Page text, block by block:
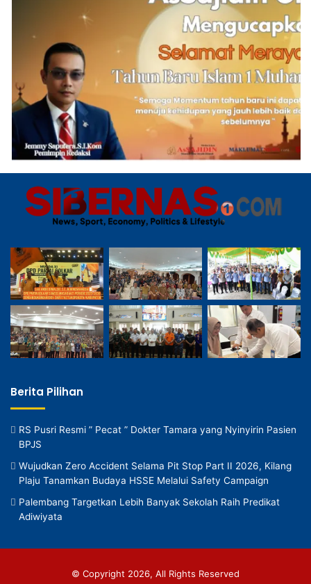
Berita Pilihan
RS Pusri Resmi ” Pecat ” Dokter Tamara yang Nyinyirin Pasien
BPJS
Wujudkan Zero Accident Selama Pit Stop Part II 2026, Kilang
Plaju Tanamkan Budaya HSSE Melalui Safety Campaign
Palembang Targetkan Lebih Banyak Sekolah Raih Predikat
Adiwiyata
© Copyright 2026, All Rights Reserved